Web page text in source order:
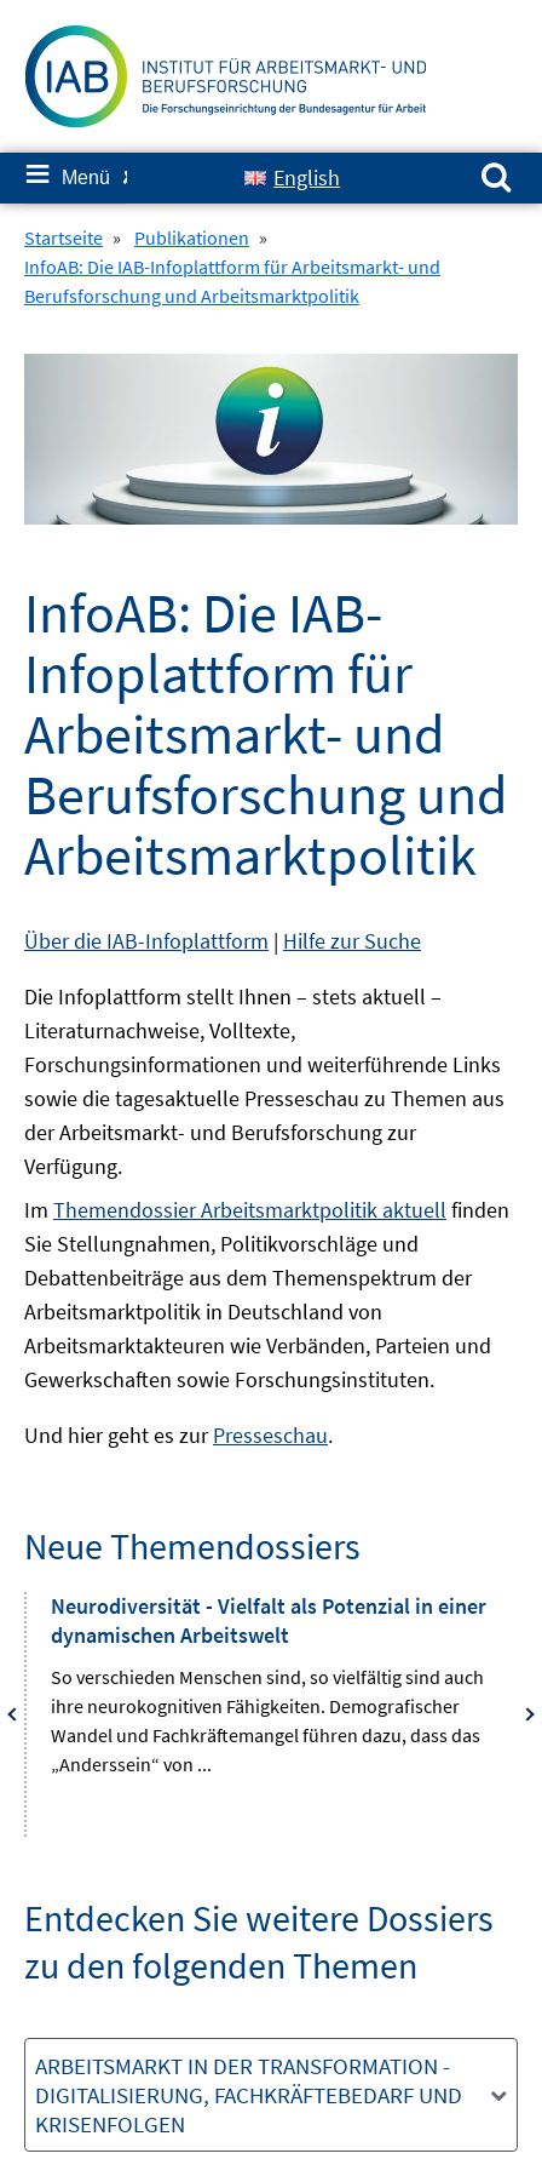
zum
Inhalt
≡ Menü ✘ English
Suchen nach:
Startseite » Publikationen »
InfoAB: Die IAB-Infoplattform für Arbeitsmarkt- und
Berufsforschung und Arbeitsmarktpolitik
InfoAB: Die IAB-
Infoplattform für
Arbeitsmarkt- und
Berufsforschung und
Arbeitsmarktpolitik
Über die IAB-Infoplattform | Hilfe zur Suche
Die Infoplattform stellt Ihnen – stets aktuell –
Literaturnachweise, Volltexte,
Forschungsinformationen und weiterführende Links
sowie die tagesaktuelle Presseschau zu Themen aus
der Arbeitsmarkt- und Berufsforschung zur
Verfügung.
Im Themendossier Arbeitsmarktpolitik aktuell finden
Sie Stellungnahmen, Politikvorschläge und
Debattenbeiträge aus dem Themenspektrum der
Arbeitsmarktpolitik in Deutschland von
Arbeitsmarktakteuren wie Verbänden, Parteien und
Gewerkschaften sowie Forschungsinstituten.
Und hier geht es zurPresseschau.
Neue Themendossiers
Neurodiversität - Vielfalt als Potenzial in einer
dynamischen Arbeitswelt
So verschieden Menschen sind, so vielfältig sind auch
ihre neurokognitiven Fähigkeiten. Demografischer
Wandel und Fachkräftemangel führen dazu, dass das
„Anderssein“ von ...
Entdecken Sie weitere Dossiers
zu den folgenden Themen
ARBEITSMARKT IN DER TRANSFORMATION -
DIGITALISIERUNG, FACHKRÄFTEBEDARF UND
KRISENFOLGEN